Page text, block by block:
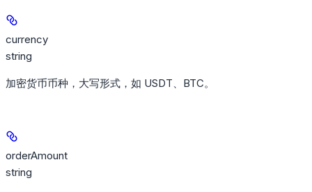
currency
string
加密货币币种，大写形式，如 USDT、BTC。
orderAmount
string